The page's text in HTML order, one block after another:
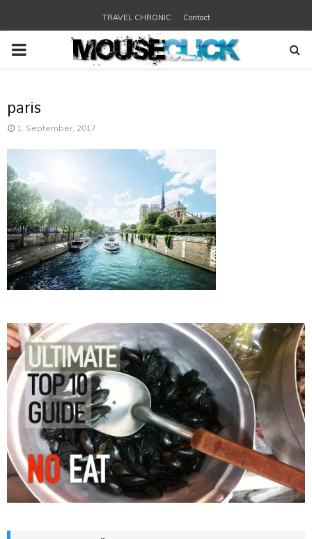
TRAVEL CHRONIC Contact
PRIMARY
paris
1. September, 2017